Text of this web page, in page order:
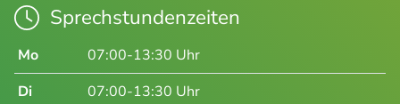
Sprechstundenzeiten
Mo
07:00-13:30 Uhr
Di
07:00-13:30 Uhr